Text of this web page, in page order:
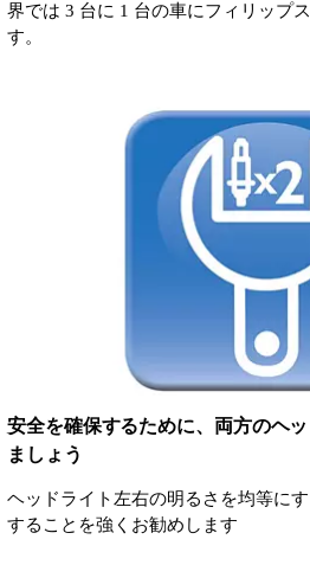
界では 3 台に 1 台の車にフィリップ
す。
安全を確保するために、両方のヘ
ましょう
ヘッドライト左右の明るさを均等に
することを強くお勧めします